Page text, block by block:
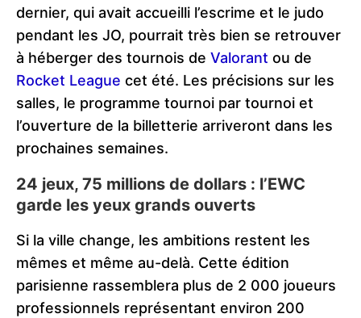
dernier, qui avait accueilli l’escrime et le judo
pendant les JO, pourrait très bien se retrouver
à héberger des tournois de Valorant ou de
Rocket League cet été. Les précisions sur les
salles, le programme tournoi par tournoi et
l’ouverture de la billetterie arriveront dans les
prochaines semaines.
24 jeux, 75 millions de dollars : l’EWC
garde les yeux grands ouverts
Si la ville change, les ambitions restent les
mêmes et même au-delà. Cette édition
parisienne rassemblera plus de 2 000 joueurs
professionnels représentant environ 200